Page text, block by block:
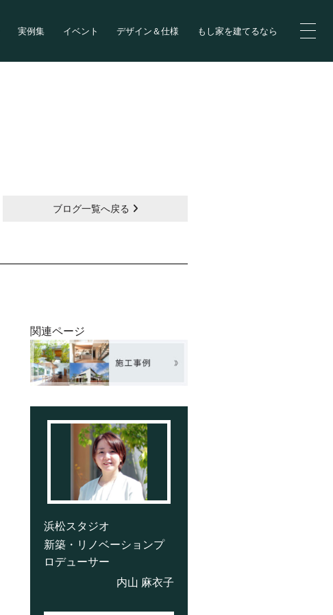
実例集 イベント デザイン＆仕様 もし家を建てるなら
ブログ一覧へ戻る
関連ページ
浜松スタジオ
新築・リノベーションプ
ロデューサー
内山 麻衣子